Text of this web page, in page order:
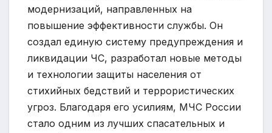
модернизаций, направленных на
повышение эффективности службы. Он
создал единую систему предупреждения и
ликвидации ЧС, разработал новые методы
и технологии защиты населения от
стихийных бедствий и террористических
угроз. Благодаря его усилиям, МЧС России
стало одним из лучших спасательных и